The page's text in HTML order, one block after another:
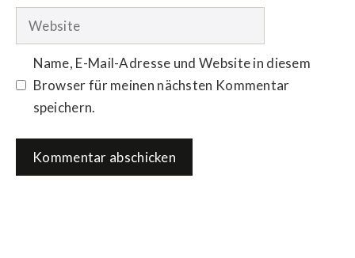
Website
Name, E-Mail-Adresse und Website in diesem
Browser für meinen nächsten Kommentar
speichern.